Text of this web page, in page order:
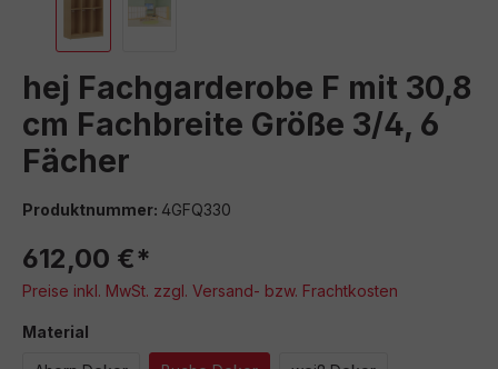
hej Fachgarderobe F mit 30,8
cm Fachbreite Größe 3/4, 6
Fächer
Produktnummer: 4GFQ330
612,00 €*
Preise inkl. MwSt. zzgl. Versand- bzw. Frachtkosten
Material